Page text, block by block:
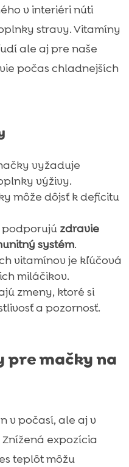
v interiéri núti
stravy. Vitamíny
ale aj pre naše
počas chladnejších
vyžaduje
výživy.
môže dôjsť k deficitu
zdravie
systém.
vitamínov je kľúčová
miláčikov.
zmeny, ktoré si
a pozornosť.
pre mačky na
v počasí, ale aj v
expozícia
teplôt môžu